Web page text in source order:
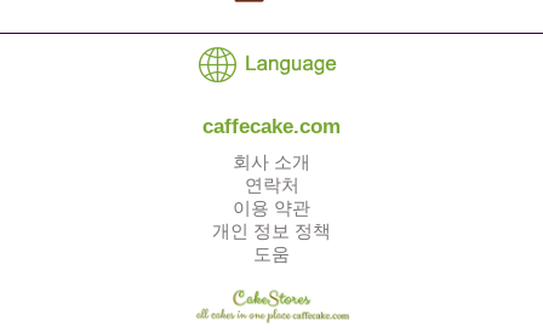
caffecake.com
회사 소개
연락처
이용 약관
개인 정보 정책
도움